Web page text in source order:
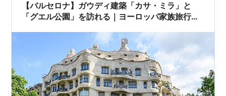
【バルセロナ】ガウディ建築「カサ・ミラ」と
「グエル公園」を訪れる｜ヨーロッパ家族旅行